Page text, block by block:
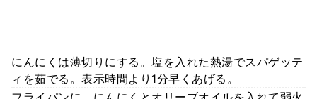
にんにくは薄切りにする。塩を入れた熱湯でスパゲッテ
ィを茹でる。表示時間より1分早くあげる。